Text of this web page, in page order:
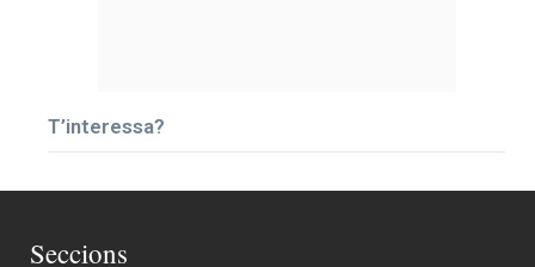
T’interessa?
Seccions